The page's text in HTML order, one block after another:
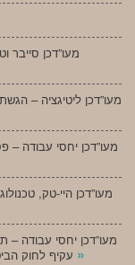
מעו”דכן סייבר
מעו”דכן ליטיגציה –
מעו”דכן יחסי עבודה
מעו”דכן היי-טק,
»